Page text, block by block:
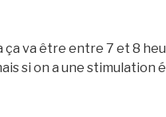
va être entre 7 et 8
si on a une stimulation